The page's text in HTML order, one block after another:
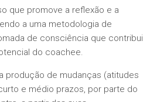
que promove a reflexão e a
a uma metodologia de
de consciência que contribui
do coachee.
produção de mudanças (atitudes
e médio prazos, por parte do